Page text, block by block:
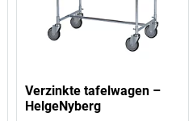
Verzinkte tafelwagen –
HelgeNyberg